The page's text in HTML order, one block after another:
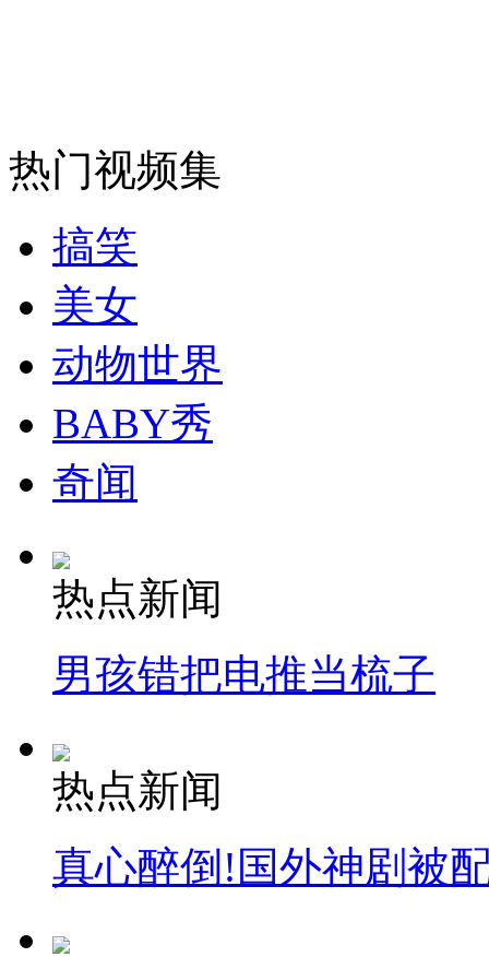
女孩北京地铁殴打老人 痛下狠手拳打脚踢
无痛分娩是否安全 医生回应
外交部：有关国家言论片面不公正
走！跟着总书记去植树
纽约上演“枕头大战”
热门视频集
搞笑
美女
动物世界
BABY秀
奇闻
热点新闻
男孩错把电推当梳子
热点新闻
真心醉倒!国外神剧被